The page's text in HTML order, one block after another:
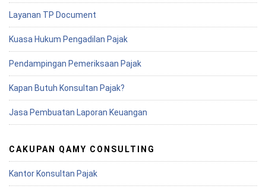
Layanan TP Document
Kuasa Hukum Pengadilan Pajak
Pendampingan Pemeriksaan Pajak
Kapan Butuh Konsultan Pajak?
Jasa Pembuatan Laporan Keuangan
CAKUPAN QAMY CONSULTING
Kantor Konsultan Pajak